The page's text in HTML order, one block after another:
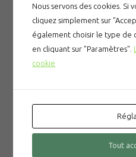
Articles récents
Le gala du CNPM
La tombola du
Liens utiles:
Nous servons des cookies. Si
cliquez simplement sur
également choisir le type de
en cliquant sur "Paramètres".
cookie
Tout